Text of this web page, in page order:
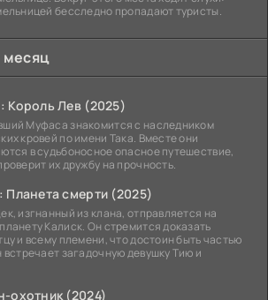
бесследно пропадают туристы.
месяц
Король Лев (2025)
Муфаса знакомится с наследником
кровей по имени Така. Вместе они
в судьбоносное опасное путешествие,
их дружбу на прочность.
Планета смерти (2025)
изгнанный из клана, отправляется на
Калиск. Он стремится доказать
и всему племени, что достоин быть частью
встречает загадочную девушку Тию и
охотник (2024)